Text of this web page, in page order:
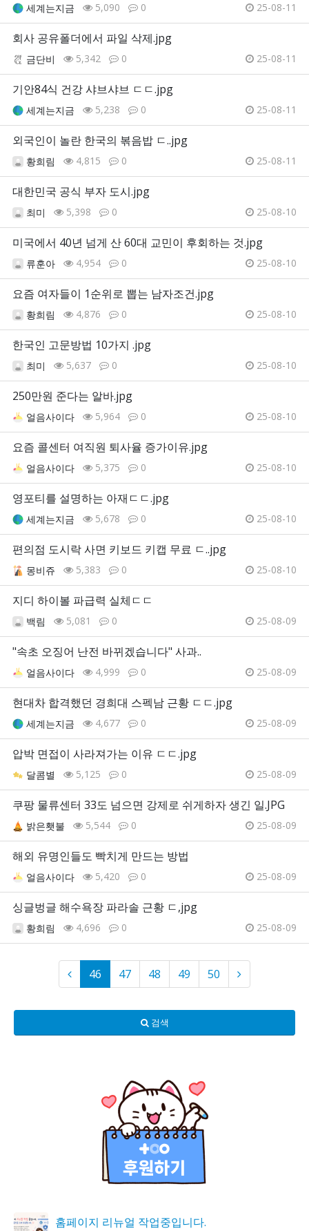
세계는지금 5,090 0 25-08-11
회사 공유폴더에서 파일 삭제.jpg
금단비 5,342 0 25-08-11
기안84식 건강 샤브샤브 ㄷㄷ.jpg
세계는지금 5,238 0 25-08-11
외국인이 놀란 한국의 볶음밥 ㄷ..jpg
황희림 4,815 0 25-08-11
대한민국 공식 부자 도시.jpg
최미 5,398 0 25-08-10
미국에서 40년 넘게 산 60대 교민이 후회하는 것.jpg
류훈아 4,954 0 25-08-10
요즘 여자들이 1순위로 뽑는 남자조건.jpg
황희림 4,876 0 25-08-10
한국인 고문방법 10가지 .jpg
최미 5,637 0 25-08-10
250만원 준다는 알바.jpg
얼음사이다 5,964 0 25-08-10
요즘 콜센터 여직원 퇴사율 증가이유.jpg
얼음사이다 5,375 0 25-08-10
영포티를 설명하는 아재ㄷㄷ.jpg
세계는지금 5,678 0 25-08-10
편의점 도시락 사면 키보드 키캡 무료 ㄷ..jpg
몽비쥬 5,383 0 25-08-10
지디 하이볼 파급력 실체ㄷㄷ
백림 5,081 0 25-08-09
"속초 오징어 난전 바뀌겠습니다" 사과..
얼음사이다 4,999 0 25-08-09
현대차 합격했던 경희대 스펙남 근황 ㄷㄷ.jpg
세계는지금 4,677 0 25-08-09
압박 면접이 사라져가는 이유 ㄷㄷ.jpg
달콤별 5,125 0 25-08-09
쿠팡 물류센터 33도 넘으면 강제로 쉬게하자 생긴 일.JPG
밝은횃불 5,544 0 25-08-09
해외 유명인들도 빡치게 만드는 방법
얼음사이다 5,420 0 25-08-09
싱글벙글 해수욕장 파라솔 근황 ㄷ,jpg
황희림 4,696 0 25-08-09
46 47 48 49 50
검색
홈페이지 리뉴얼 작업중입니다.